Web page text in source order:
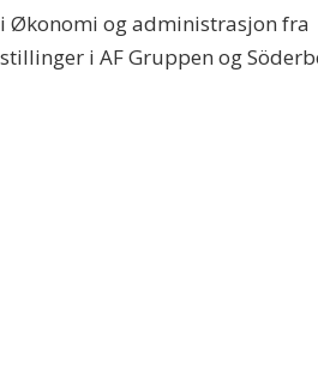
Økonomi og administrasjon fra
i AF Gruppen og